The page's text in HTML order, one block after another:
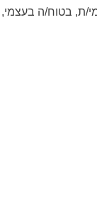
ת, בטוח/ה בעצמי,